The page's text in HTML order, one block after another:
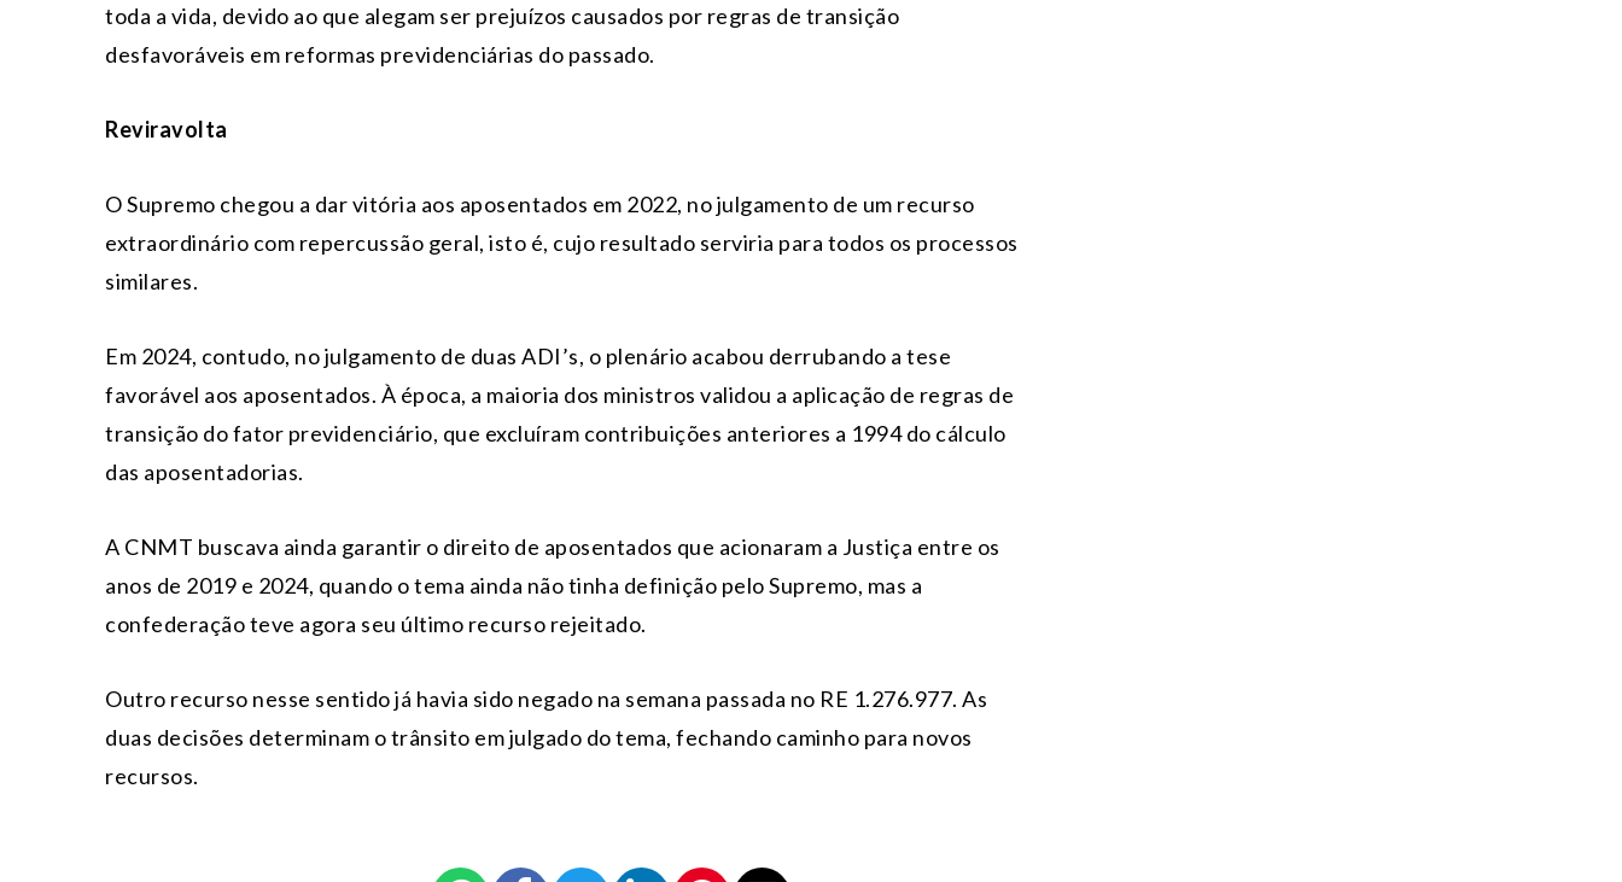
toda a vida, devido ao que alegam ser prejuízos causados por regras de transição
desfavoráveis em reformas previdenciárias do passado.
Reviravolta
O Supremo chegou a dar vitória aos aposentados em 2022, no julgamento de um recurso
extraordinário com repercussão geral, isto é, cujo resultado serviria para todos os processos
similares.
Em 2024, contudo, no julgamento de duas ADI’s, o plenário acabou derrubando a tese
favorável aos aposentados. À época, a maioria dos ministros validou a aplicação de regras de
transição do fator previdenciário, que excluíram contribuições anteriores a 1994 do cálculo
das aposentadorias.
A CNMT buscava ainda garantir o direito de aposentados que acionaram a Justiça entre os
anos de 2019 e 2024, quando o tema ainda não tinha definição pelo Supremo, mas a
confederação teve agora seu último recurso rejeitado.
Outro recurso nesse sentido já havia sido negado na semana passada no RE 1.276.977. As
duas decisões determinam o trânsito em julgado do tema, fechando caminho para novos
recursos.